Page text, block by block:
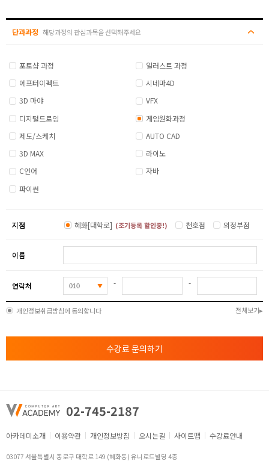
단과과정 해당과정의 관심과목을 선택해주세요
포토샵 과정
일러스트 과정
에프터이펙트
시네마4D
3D 마야
VFX
디지털드로잉
게임원화과정
제도/스케치
AUTO CAD
3D MAX
라이노
C언어
자바
파이썬
지점 혜화[대학로] (조기등록 할인중!) 천호점 의정부점
이름
연락처 - -
개인정보취급방침에 동의합니다 전체보기
수강료 문의하기
02-745-2187
아카데미소개 이용약관 개인정보방침 오시는길 사이트맵 수강료안내
03077 서울특별시 종로구 대학로 149 (혜화동) 유니로드빌딩 4층